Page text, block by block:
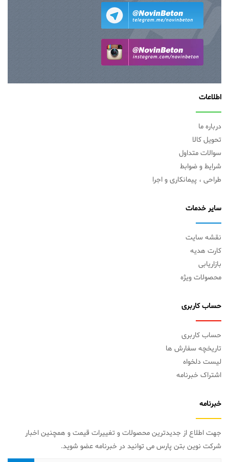
اطلاعات
درباره ما
تحویل کالا
سوالات متداول
شرایط و ضوابط
طراحی ، پیمانکاری و اجرا
سایر خدمات
نقشه سایت
کارت هدیه
بازاریابی
محصولات ویژه
حساب کاربری
حساب کاربری
تاریخچه سفارش ها
لیست دلخواه
اشتراک خبرنامه
خبرنامه
جهت اطلاع از جدیدترین محصولات و تغییرات قیمت و همچنین اخبار
شرکت نوین بتن پارس می توانید در خبرنامه عضو شوید.